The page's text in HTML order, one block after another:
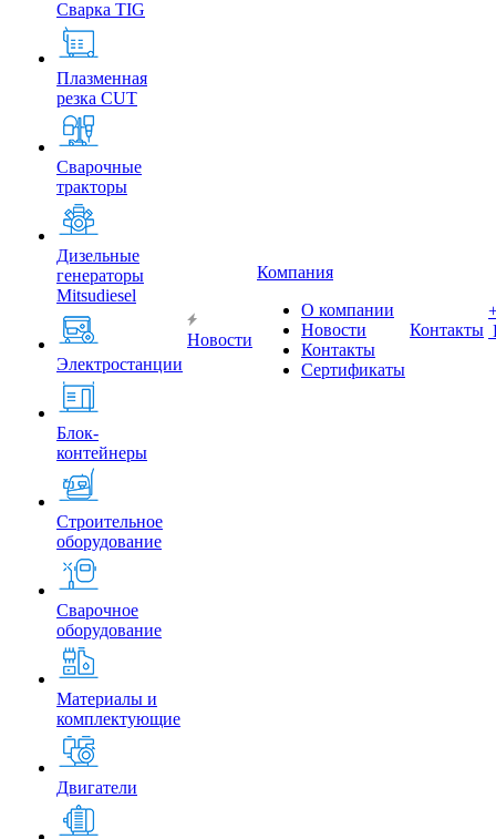
Сварка TIG
Плазменная
резка CUT
Сварочные
тракторы
Дизельные
генераторы
Mitsudiesel
Электростанции
Блок-
контейнеры
Строительное
оборудование
Сварочное
оборудование
Материалы и
комплектующие
Двигатели
Новости
Компания
О компании
Новости
Контакты
Сертификаты
Контакты